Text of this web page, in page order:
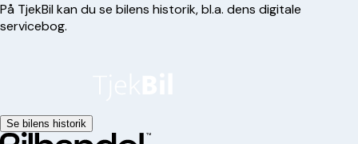
På TjekBil kan du se bilens historik, bl.a. dens digitale
servicebog.
Se bilens historik